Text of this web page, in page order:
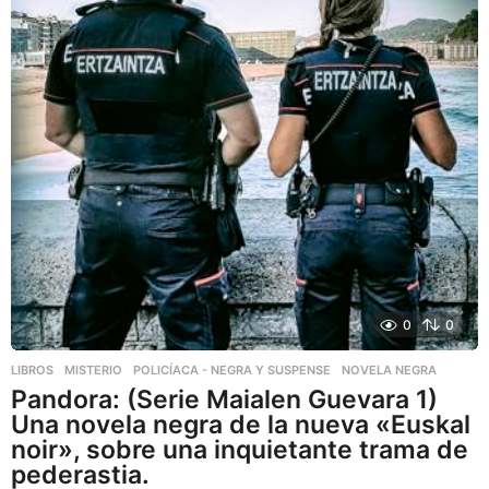
0 0
LIBROS ,MISTERIO ,POLICÍACA - NEGRA Y SUSPENSE NOVELA NEGRA
Pandora: (Serie Maialen Guevara 1)
Una novela negra de la nueva «Euskal
noir», sobre una inquietante trama de
pederastia.